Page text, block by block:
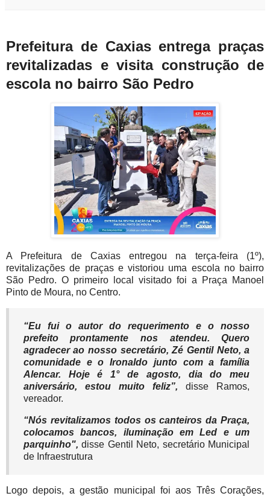
Prefeitura de Caxias entrega praças
revitalizadas e visita construção de
escola no bairro São Pedro
A Prefeitura de Caxias entregou na terça-feira (1º),
revitalizações de praças e vistoriou uma escola no bairro
São Pedro. O primeiro local visitado foi a Praça Manoel
Pinto de Moura, no Centro.
“Eu fui o autor do requerimento e o nosso
prefeito prontamente nos atendeu. Quero
agradecer ao nosso secretário, Zé Gentil Neto, a
comunidade e o Ironaldo junto com a família
Alencar. Hoje é 1° de agosto, dia do meu
aniversário, estou muito feliz”, disse Ramos,
vereador.
“Nós revitalizamos todos os canteiros da Praça,
colocamos bancos, iluminação em Led e um
parquinho", disse Gentil Neto, secretário Municipal
de Infraestrutura
Logo depois, a gestão municipal foi aos Três Corações,